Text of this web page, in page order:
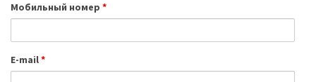
Мобильный номер *
E-mail*